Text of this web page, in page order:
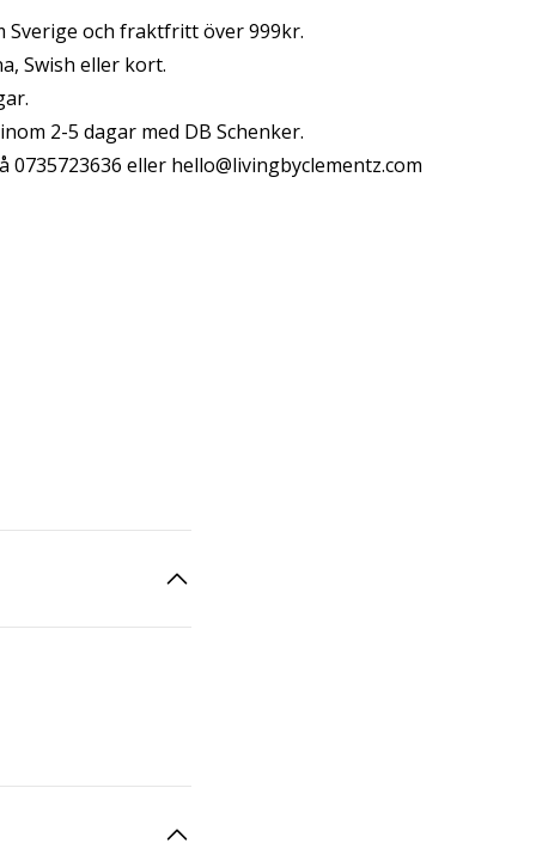
Sverige och fraktfritt över 999kr.
Swish eller kort.
2-5 dagar med DB Schenker.
0735723636 eller hello@livingbyclementz.com